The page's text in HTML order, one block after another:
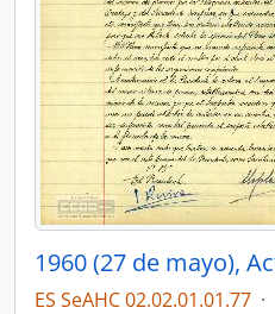
ES SeAHC 02.02.01.01.77 ·